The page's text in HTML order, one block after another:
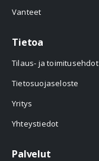
Vanteet
Tietoa
Tilaus- ja toimitusehdot
Tietosuojaseloste
Yritys
Yhteystiedot
Palvelut